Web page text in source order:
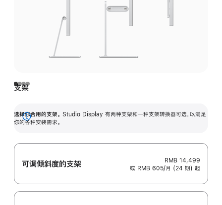
支架
选择你合用的支架。 Studio Display 有两种支架和一种支架转换器可选，以满足
你的各种安装需求。
展
可调倾斜度的支架
RMB 14,499
或 RMB 605/月 (24 期) 起